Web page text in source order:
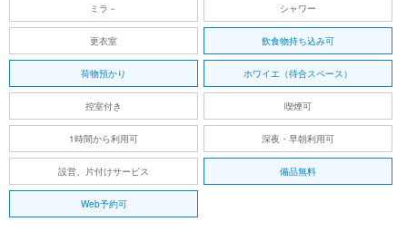
ミラ－ シャワー
更衣室 飲食物持ち込み可
荷物預かり ホワイエ（待合スペース）
控室付き 喫煙可
1時間から利用可 深夜・早朝利用可
設営、片付けサービス 備品無料
Web予約可